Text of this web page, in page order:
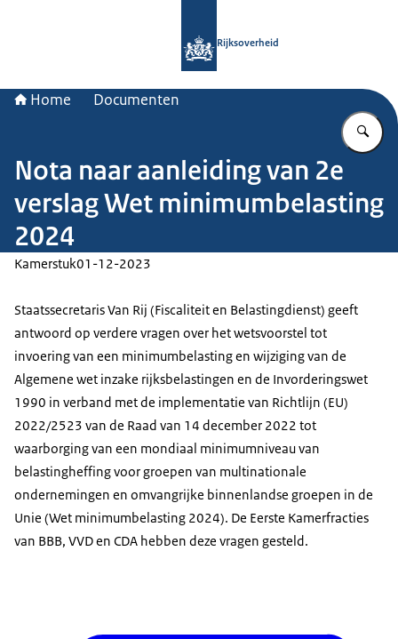
Rijksoverheid
Home Documenten
Nota naar aanleiding van 2e
verslag Wet minimumbelasting
2024
Kamerstuk01-12-2023
Staatssecretaris Van Rij (Fiscaliteit en Belastingdienst) geeft
antwoord op verdere vragen over het wetsvoorstel tot
invoering van een minimumbelasting en wijziging van de
Algemene wet inzake rijksbelastingen en de Invorderingswet
1990 in verband met de implementatie van Richtlijn (EU)
2022/2523 van de Raad van 14 december 2022 tot
waarborging van een mondiaal minimumniveau van
belastingheffing voor groepen van multinationale
ondernemingen en omvangrijke binnenlandse groepen in de
Unie (Wet minimumbelasting 2024). De Eerste Kamerfracties
van BBB, VVD en CDA hebben deze vragen gesteld.